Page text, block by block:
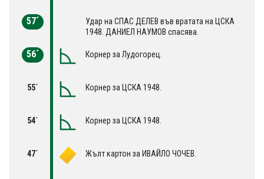
57´
Удар на СПАС ДЕЛЕВ във вратата на ЦСКА
1948. ДАНИЕЛ НАУМОВ спасява.
56´ Корнер за Лудогорец.
55´ Корнер за ЦСКА 1948.
54´ Корнер за ЦСКА 1948.
47´ Жълт картон за ИВАЙЛО ЧОЧЕВ.